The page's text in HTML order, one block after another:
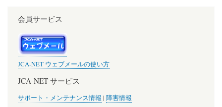
会員サービス
JCA-NET ウェブメールの使い方
JCA-NET サービス
サポート・メンテナンス情報 | 障害情報